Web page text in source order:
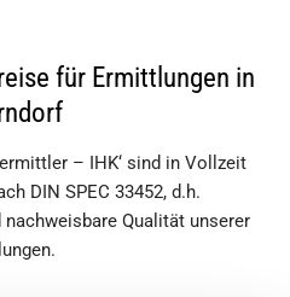
für Ermittlungen in
– IHK‘ sind in Vollzeit
DIN SPEC 33452, d.h.
Qualität unserer